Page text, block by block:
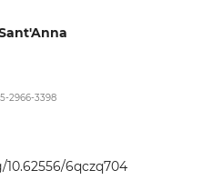
2966-3398
6qczq704